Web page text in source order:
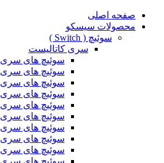
صفحه اصلی
محصولات سیسکو
سوئیچ ( Switch )
سری کاتالیست
سوئیچ های سری 2950
سوئیچ های سری 2960
سوئیچ های سری 3560
سوئیچ های سری 3650
سوئیچ های سری 3750
سوئیچ های سری 3850
سوئیچ های سری 9200
سوئیچ های سری 9200L
سوئیچ های سری 9300
سوئیچ های سری 9500